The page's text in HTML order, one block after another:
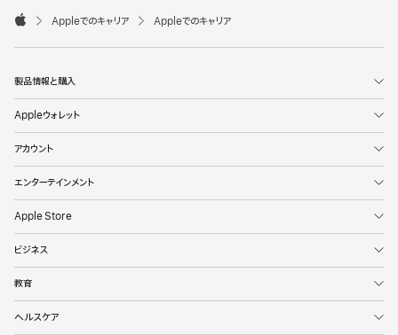
t
p
l
Appleでのキャリア Appleでのキャリア
製品情報と購入
Appleウォレット
アカウント
エンターテインメント
Apple Store
ビジネス
教育
ヘルスケア